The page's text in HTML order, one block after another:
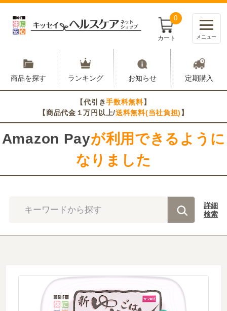
0
カート メニュー
商品を探す ランキング お知らせ 定期購入
【代引き手数料無料】
【商品代金１万円以上/送料無料(当社負担) 】
Amazon Payが利用できるように
なりました
キーワードから探す
詳細
検索